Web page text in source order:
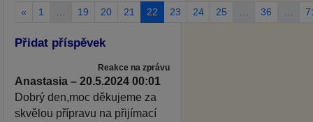
« 1 19 20 21 22 23 24 25 36
Přidat příspěvek
Reakce na zprávu
Anastasia – 20.5.2024 00:01
Dobrý den,moc děkujeme za
skvělou přípravu na přijímací